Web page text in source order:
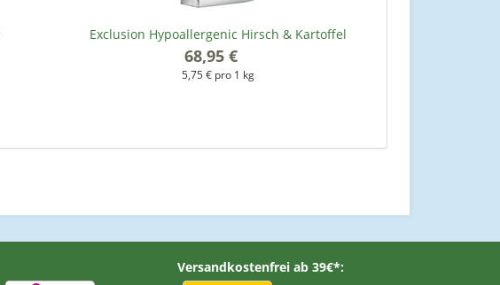
Exclusion Hypoallergenic Hirsch & Kartoffel
68,95 €
5,75 € pro 1 kg
Versandkostenfrei ab 39€*: